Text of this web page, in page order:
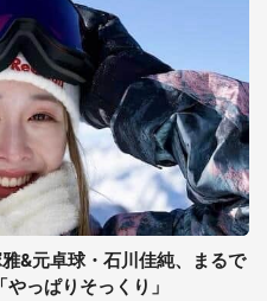
&元卓球・石川佳純、まるで
っぱりそっくり」